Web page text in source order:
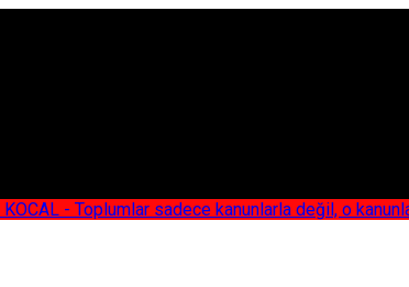
- Toplumlar sadece kanunlarla değil, o